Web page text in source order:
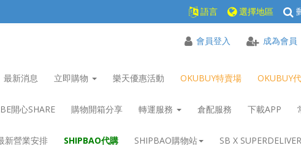
語言 選擇地區
最新消息 立即購物 樂天優惠活動 OKUBUY特賣場 OKUBUY
開心SHARE 購物開箱分享 轉運服務 倉配服務 下載APP
新營業安排 SHIPBAO代購 SHIPBAO購物站 SB X
會員登入 成為會員